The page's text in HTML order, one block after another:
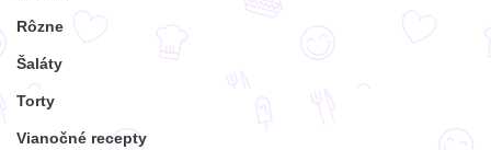
Rôzne
Šaláty
Torty
Vianočné recepty